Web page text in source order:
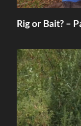
Rig or Bait? –